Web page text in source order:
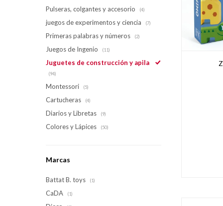
Pulseras, colgantes y accesorio (4)
juegos de experimentos y ciencia (7)
Primeras palabras y números (2)
Juegos de Ingenio (11)
Juguetes de construcción y apila
(94)
Montessori (5)
Cartucheras (4)
Diarios y Libretas (9)
Colores y Lápices (50)
Marcas
Battat B. toys (1)
CaDA (1)